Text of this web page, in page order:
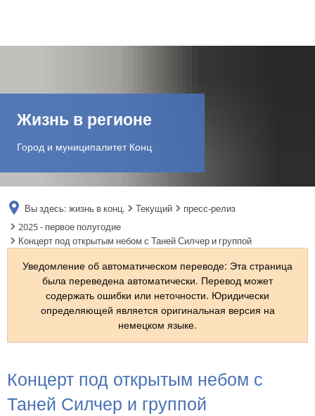
TR
UK
RU
Жизнь в регионе
Город и муниципалитет Конц
Вы здесь: жизнь в конц. Текущий
пресс-релиз
2025 - первое полугодие
Концерт под открытым небом с Таней Силчер и группой
Уведомление об автоматическом переводе: Эта страница
была переведена автоматически. Перевод может
содержать ошибки или неточности. Юридически
определяющей является оригинальная версия на
немецком языке.
Концерт под открытым небом с
Таней Силчер и группой